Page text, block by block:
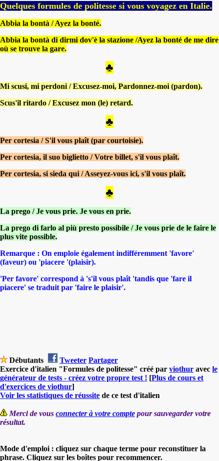
Quelques formules de politesse si vous voyagez en Italie.
Abbia la bontà / Ayez la bonté.
Abbia la bontà di dirmi dov'è la stazione /Ayez la bonté de me dire
où se trouve la gare.
♣
Mi scusi, mi perdoni / Excusez-moi, Pardonnez-moi (pardon).
Scus'il ritardo / Excusez mon (le) retard.
♣
Per cortesia / S'il vous plaît (par courtoisie).
Per cortesia, il suo biglietto / Votre billet, s'il vous plaît.
Per cortesia, si sieda qui / Asseyez-vous ici, s'il vous plaît.
♣
La prego / Je vous prie. Je vous en prie.
La prego di farlo al più presto possibile / Je vous prie de le faire le
plus vite possible.
Remarque : On emploie également indifféremment 'favore'
(faveur) ou 'piacere '(plaisir).
'Per favore' correspond à 's'il vous plaît 'tandis que 'fare il
piacere' se traduit par 'faire le plaisir'.
Débutants Tweeter Partager
Exercice d'italien "Formules de politesse" créé par viothur avec le
générateur de tests - créez votre propre test ! [Plus de cours et
d'exercices de viothur]
Voir les statistiques de réussite de ce test d'italien
Merci de vous connecter à votre compte pour sauvegarder votre
résultat.
Mode d'emploi : cliquez sur chaque terme pour reconstituer la
phrase. Cliquez sur les boîtes pour recommencer.